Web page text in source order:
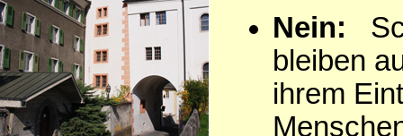
Nein:
bleiben
ihrem